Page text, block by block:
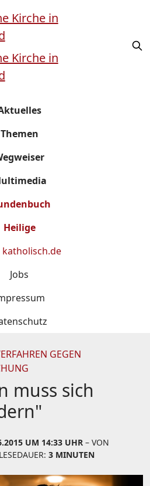
Themen
Heilige
katholisch.de
Jobs
GEGEN
muss sich
UM 14:33 UHR – VON
3 MINUTEN